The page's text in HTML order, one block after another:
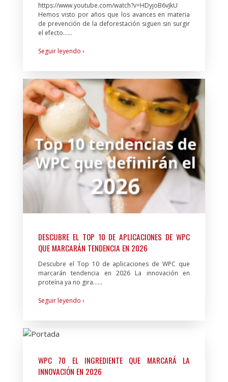
https://www.youtube.com/watch?v=HDyjoB6vJkU
Hemos visto por años que los avances en materia
de prevención de la deforestación siguen sin surgir
el efecto…...
Seguir leyendo ›
DESCUBRE EL TOP 10 DE APLICACIONES DE WPC
QUE MARCARÁN TENDENCIA EN 2026
Descubre el Top 10 de aplicaciones de WPC que
marcarán tendencia en 2026 La innovación en
proteína ya no gira…...
Seguir leyendo ›
WPC 70 EL INGREDIENTE QUE MARCARÁ LA
INNOVACIÓN EN 2026